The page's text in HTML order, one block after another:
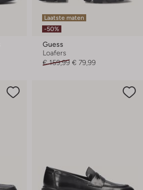
Laatste maten
-50%
Guess
Loafers
€ 159,99 € 79,99